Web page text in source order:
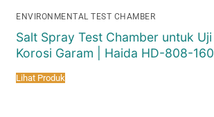
ENVIRONMENTAL TEST CHAMBER
Salt Spray Test Chamber untuk Uji
Korosi Garam | Haida HD-808-160
Lihat Produk